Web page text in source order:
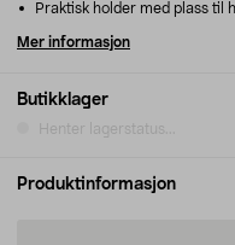
Butikklager
Henter lagerstatus...
Praktisk holder med plass til
Mer informasjon
Produktinformasjon